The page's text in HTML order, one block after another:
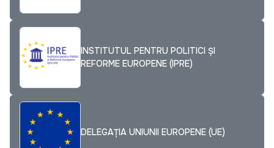
INSTITUTUL PENTRU POLITICI ȘI
REFORME EUROPENE (IPRE)
DELEGAȚIA UNIUNII EUROPENE (UE)